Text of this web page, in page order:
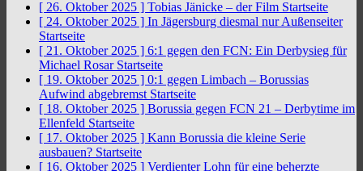
[ 26. Oktober 2025 ] Tobias Jänicke – der Film Startseite
[ 24. Oktober 2025 ] In Jägersburg diesmal nur Außenseiter
Startseite
[ 21. Oktober 2025 ] 6:1 gegen den FCN: Ein Derbysieg für
Michael Rosar Startseite
[ 19. Oktober 2025 ] 0:1 gegen Limbach – Borussias
Aufwind abgebremst Startseite
[ 18. Oktober 2025 ] Borussia gegen FCN 21 – Derbytime im
Ellenfeld Startseite
[ 17. Oktober 2025 ] Kann Borussia die kleine Serie
ausbauen? Startseite
[ 16. Oktober 2025 ] Verdienter Lohn für eine beherzte